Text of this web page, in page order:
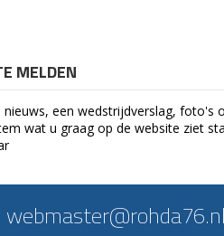
MELDEN
nieuws, een wedstrijdverslag, foto's
wat u graag op de website ziet
webmaster@rohda76.nl